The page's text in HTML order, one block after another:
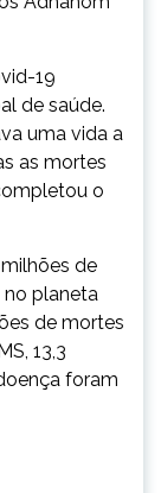
19
de saúde.
uma vida a
as mortes
o
de
planeta
de mortes
13,3
foram